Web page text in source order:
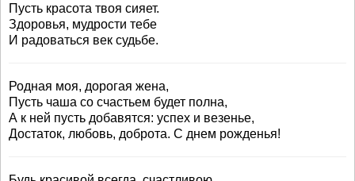
Пусть красота твоя сияет.
Здоровья, мудрости тебе
И радоваться век судьбе.
Родная моя, дорогая жена,
Пусть чаша со счастьем будет полна,
А к ней пусть добавятся: успех и везенье,
Достаток, любовь, доброта. С днем рожденья!